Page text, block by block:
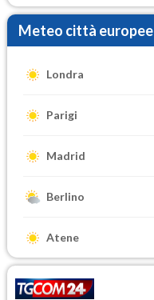
Meteo città europee
Londra
Parigi
Madrid
Berlino
Atene